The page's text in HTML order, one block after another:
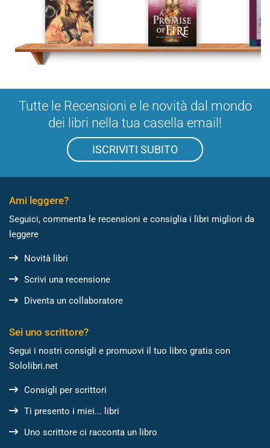
Tutte le Recensioni e le novità dal mondo
dei libri nella tua casella email!
ISCRIVITI SUBITO
Ami leggere?
Seguici, commenta le recensioni e consiglia i libri migliori da
leggere
Novità libri
Scrivi una recensione
Diventa un collaboratore
Sei uno scrittore?
Segui i nostri consigli e promuovi il tuo libro gratis con
Sololibri.net
Consigli per scrittori
Ti presento i miei... libri
Uno scrittore ci racconta un libro